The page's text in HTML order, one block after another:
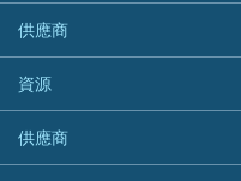
OCBC 華僑銀行
PrimeCredit 安信信貸
Promise 邦民日本財務
Rabbit Credit月兔信貸
Standard Chartered 渣打銀行
高獎賞信用卡推薦
酒店信用卡
東亞銀行
SIM
Airwallex信用卡
危疾保險
年金資訊
樓宇火險
越南旅遊保險及資訊
澳洲旅遊保險及資訊
長者嘆世界
家庭親子遊
Allied World 世聯
Avo
中國銀行
Bolttech 保特
Blue Cross 藍十字
中銀汽車保險
Allianz安聯汽車保險
bolttech保障汽車保險
Zurich蘇黎世汽車保險
QBE昆士蘭汽車保險
富途證券
IB盈透證券
老虎證券
uSMART 盈立證券
華盛証券
供應商
富途牛牛好唔好？
Webull微牛證券好唔好？
Longbridge長橋證券好唔好？
資源
股票戶口開戶
證券行邊間好？
供應商